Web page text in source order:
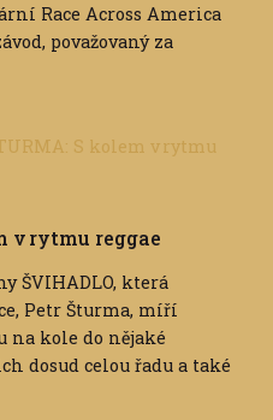
Race Across America
považovaný za
v rytmu reggae
ŠVIHADLO, která
Petr Šturma, míří
na kole do nějaké
dosud celou řadu a také